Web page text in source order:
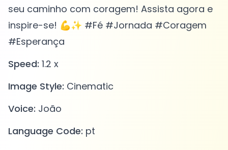
seu caminho com coragem! Assista agora e
inspire-se! 💪✨ #Fé #Jornada #Coragem
#Esperança
Speed: 1.2 x
Image Style: Cinematic
Voice: João
Language Code: pt